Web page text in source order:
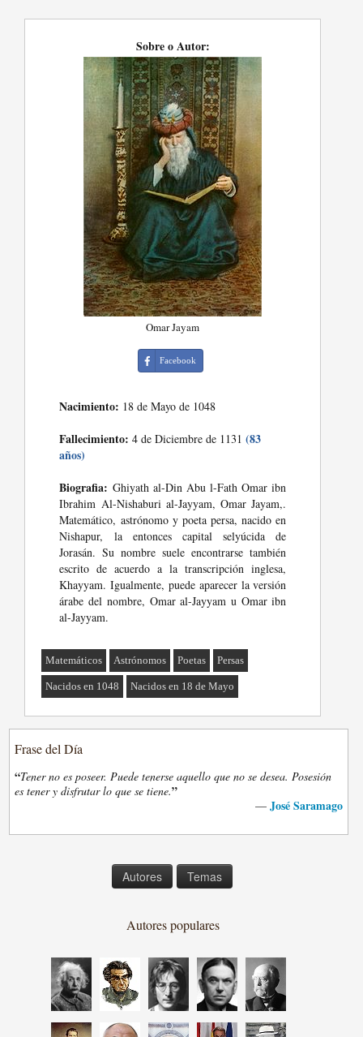
Sobre o Autor:
Omar Jayam
Facebook
Nacimiento: 18 de Mayo de 1048
Fallecimiento: 4 de Diciembre de 1131(83
años)
Biografia: Ghiyath al-Din Abu l-Fath Omar ibn
Ibrahim Al-Nishaburi al-Jayyam, Omar Jayam,.
Matemático, astrónomo y poeta persa, nacido en
Nishapur, la entonces capital selyúcida de
Jorasán. Su nombre suele encontrarse también
escrito de acuerdo a la transcripción inglesa,
Khayyam. Igualmente, puede aparecer la versión
árabe del nombre, Omar al-Jayyam u Omar ibn
al-Jayyam.
Matemáticos Astrónomos Poetas Persas
Nacidos en 1048 Nacidos en 18 de Mayo
Frase del Día
“Tener no es poseer. Puede tenerse aquello que no se desea. Posesión
es tener y disfrutar lo que se tiene.”
— José Saramago
Autores Temas
Autores populares